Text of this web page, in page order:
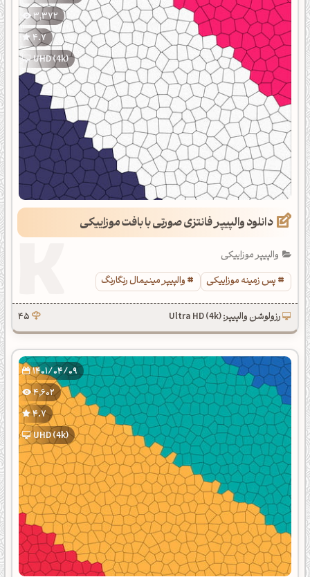
3,372
4.7
UHD (4k)
دانلود والپیپر فانتزی صورتی با بافت موزاییکی
والپیپر موزاییکی
پس زمینه موزاییکی
والپیپر مینیمال رنگارنگ
رزولوشن والپیپر: Ultra HD (4k) 45
1401/04/09
4,602
4.7
UHD (4k)